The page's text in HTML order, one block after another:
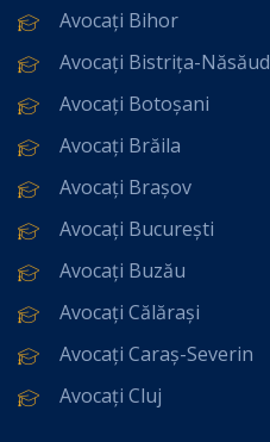
Avocați Bihor
Avocați Bistrița-Năsăud
Avocați Botoșani
Avocați Brăila
Avocați Brașov
Avocați București
Avocați Buzău
Avocați Călărași
Avocați Caraș-Severin
Avocați Cluj